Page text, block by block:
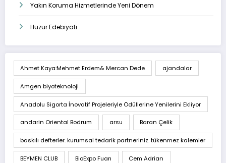
Yakın Koruma Hizmetlerinde Yeni Dönem
Huzur Edebiyatı
Ahmet Kaya:Mehmet Erdem& Mercan Dede ajandalar
Amgen biyoteknoloji
Anadolu Sigorta İnovatif Projeleriyle Ödüllerine Yenilerini Ekliyor
andarin Oriental Bodrum arsu Baran Çelik
baskılı defterler. kurumsal tedarik partneriniz. tükenmez kalemler
BEYMEN CLUB BioExpo Fuarı Cem Adrian